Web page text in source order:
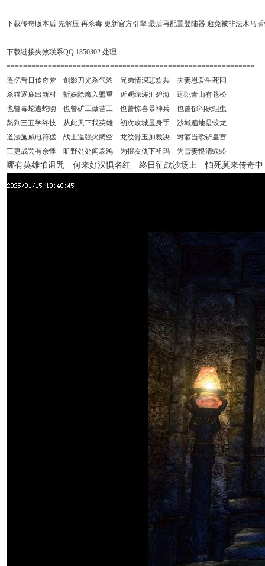
下载传奇版本后 先解压 再杀毒 更新官方引擎 最后再配置登陆器 避免被非法木马
下载链接失效联系QQ 1850302 处理
============================================================
遥忆昔日传奇梦 剑影刀光杀气浓 兄弟情深悲欢共 夫妻恩爱生死同
杀猫逐鹿出新村 斩妖除魔入盟重 近观绿涛汇碧海 远眺青山有苍松
也曾毒蛇遭蛇吻 也曾矿工做苦工 也曾惊喜暴神兵 也曾郁闷砍蛆虫
熬到三五学终技 从此天下我英雄 初次攻城显身手 沙城遍地是蛟龙
道法施威电符猛 战士逞强火腾空 龙纹骨玉加裁决 对酒当歌铲皇宫
三更战罢有余悸 旷野处处闻哀鸿 为报友仇下祖玛 为雪妻恨清蜈蚣
哪有英雄怕诅咒 何来好汉惧名红 终日征战沙场上 怕死莫来传奇中